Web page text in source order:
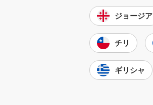
ジョージア
チリ
ギリシャ